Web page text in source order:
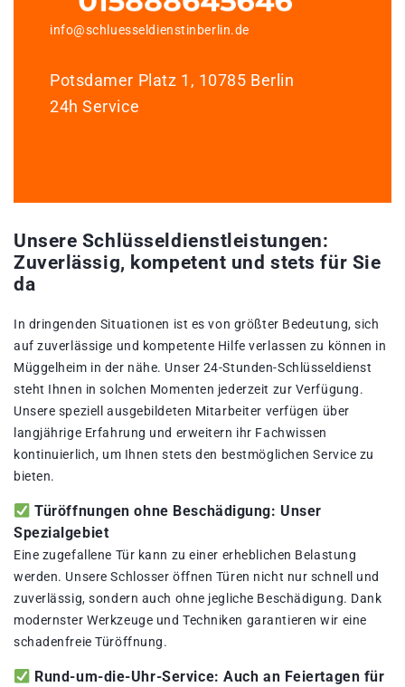
info@schluesseldienstinberlin.de
Potsdamer Platz 1, 10785 Berlin
24h Service
Unsere Schlüsseldienstleistungen:
Zuverlässig, kompetent und stets für Sie
da
In dringenden Situationen ist es von größter Bedeutung, sich
auf zuverlässige und kompetente Hilfe verlassen zu können in
Müggelheim in der nähe. Unser 24-Stunden-Schlüsseldienst
steht Ihnen in solchen Momenten jederzeit zur Verfügung.
Unsere speziell ausgebildeten Mitarbeiter verfügen über
langjährige Erfahrung und erweitern ihr Fachwissen
kontinuierlich, um Ihnen stets den bestmöglichen Service zu
bieten.
Türöffnungen ohne Beschädigung: Unser
Spezialgebiet
Eine zugefallene Tür kann zu einer erheblichen Belastung
werden. Unsere Schlosser öffnen Türen nicht nur schnell und
zuverlässig, sondern auch ohne jegliche Beschädigung. Dank
modernster Werkzeuge und Techniken garantieren wir eine
schadenfreie Türöffnung.
Rund-um-die-Uhr-Service: Auch an Feiertagen für